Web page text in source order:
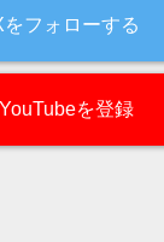
フォローする
を登録